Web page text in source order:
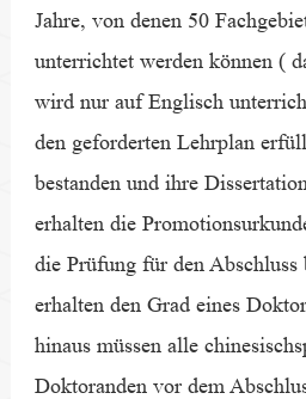
Jahre, von denen 50
unterrichtet werden können (
wird nur auf Englisch
den geforderten Lehrplan
bestanden und ihre
erhalten die
die Prüfung für den Abschluss
erhalten den Grad eines
hinaus müssen alle
Doktoranden vor dem